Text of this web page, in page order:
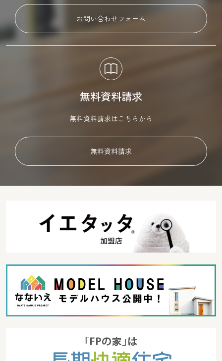
お問い合わせフォーム
無料資料請求
無料資料請求はこちらから
無料資料請求